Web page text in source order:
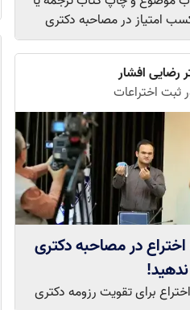
امتیاز در مصاحبه دکتری
رضایی افشار
ثبت اختراعات
اختراع در مصاحبه دکتری
برای تقویت رزومه دکتری